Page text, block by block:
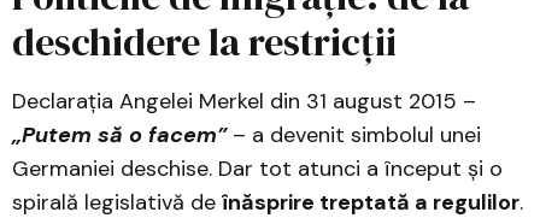
deschidere la restricții
Declarația Angelei Merkel din 31 august 2015 –
„Putem să o facem” – a devenit simbolul unei
Germaniei deschise. Dar tot atunci a început și o
spirală legislativă de înăsprire treptată a regulilor.